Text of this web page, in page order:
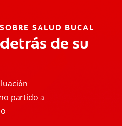
SALUD BUCAL
de su
partido a